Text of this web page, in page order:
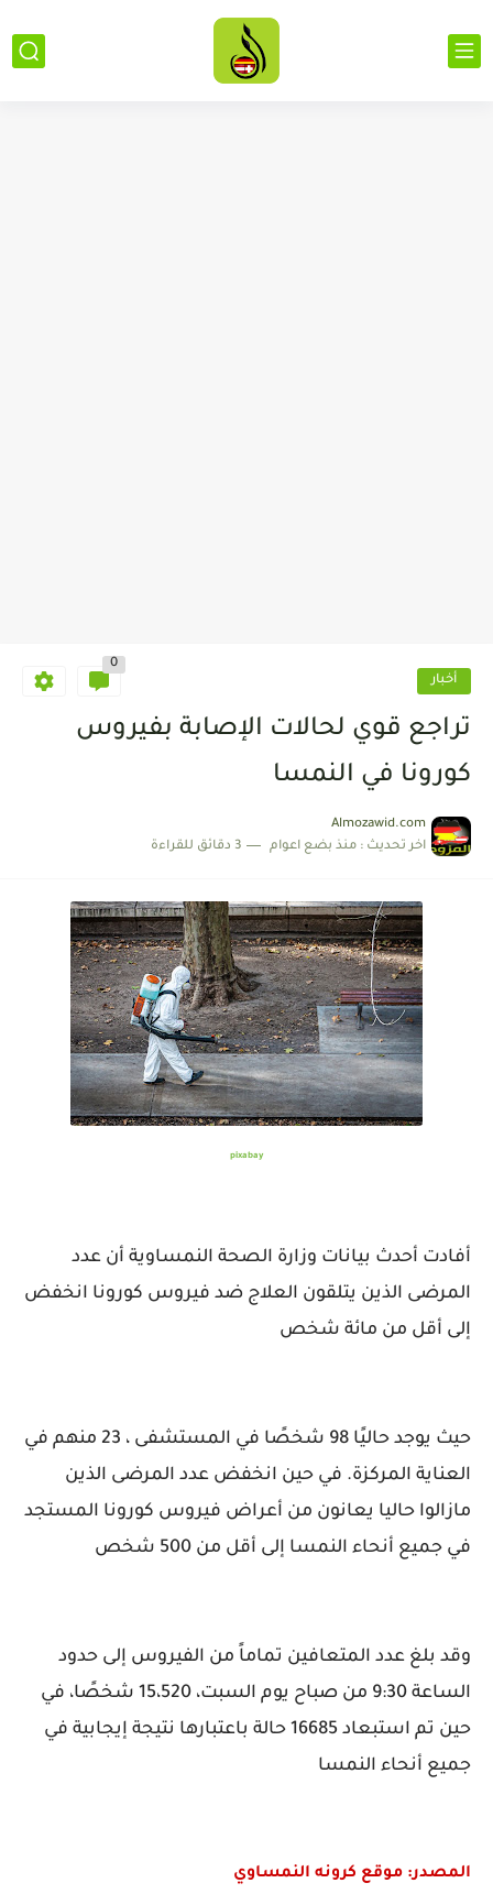
أخبار
0
تراجع قوي لحالات الإصابة بفيروس
كورونا في النمسا
Almozawid.com
اخر تحديث : منذ بضع اعوام 3 دقائق للقراءة
pixabay
أفادت أحدث بيانات وزارة الصحة النمساوية أن عدد
المرضى الذين يتلقون العلاج ضد فيروس كورونا انخفض
إلى أقل من مائة شخص
حيث يوجد حاليًا 98 شخصًا في المستشفى ، 23 منهم في
العناية المركزة. في حين انخفض عدد المرضى الذين
مازالوا حاليا يعانون من أعراض فيروس كورونا المستجد
في جميع أنحاء النمسا إلى أقل من 500 شخص
وقد بلغ عدد المتعافين تماماً من الفيروس إلى حدود
الساعة 9:30 من صباح يوم السبت، 15،520 شخصًا، في
حين تم استبعاد 16685 حالة باعتبارها نتيجة إيجابية في
جميع أنحاء النمسا
المصدر: موقع كرونه النمساوي